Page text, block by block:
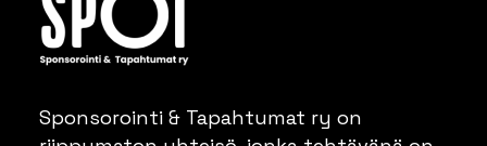
Sponsorointi & Tapahtumat ry on